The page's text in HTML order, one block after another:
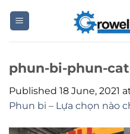
phun-bi-phun-cat
Published 18 June, 2021
Phun bi – Lựa chọn nào